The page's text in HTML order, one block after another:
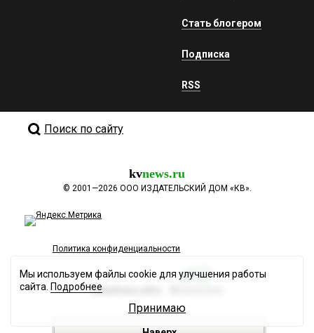
Стать блогером
Подписка
RSS
Поиск по сайту
kvnews.ru
© 2001—2026 ООО ИЗДАТЕЛЬСКИЙ ДОМ «КВ».
Политика конфиденциальности
Разработка сайта
Мы используем файлы cookie для улучшения работы
сайта. Подробнее
Принимаю